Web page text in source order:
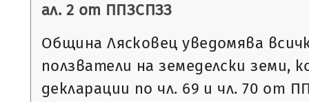
ал. 2 от ППЗСПЗЗ
Община Лясковец уведомява
ползватели на земеделски земи,
декларации по чл. 69 и чл. 70 от